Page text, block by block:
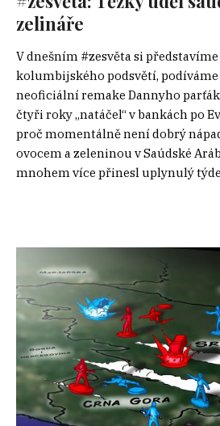
zelináře
V dnešním #zesvěta si
kolumbijského podsvětí, podíváme
neoficiální remake Dannyho
čtyři roky „natáčel“ v bankách po
proč momentálně není dobrý
ovocem a zeleninou v Saúdské
mnohem více přinesl uplynulý